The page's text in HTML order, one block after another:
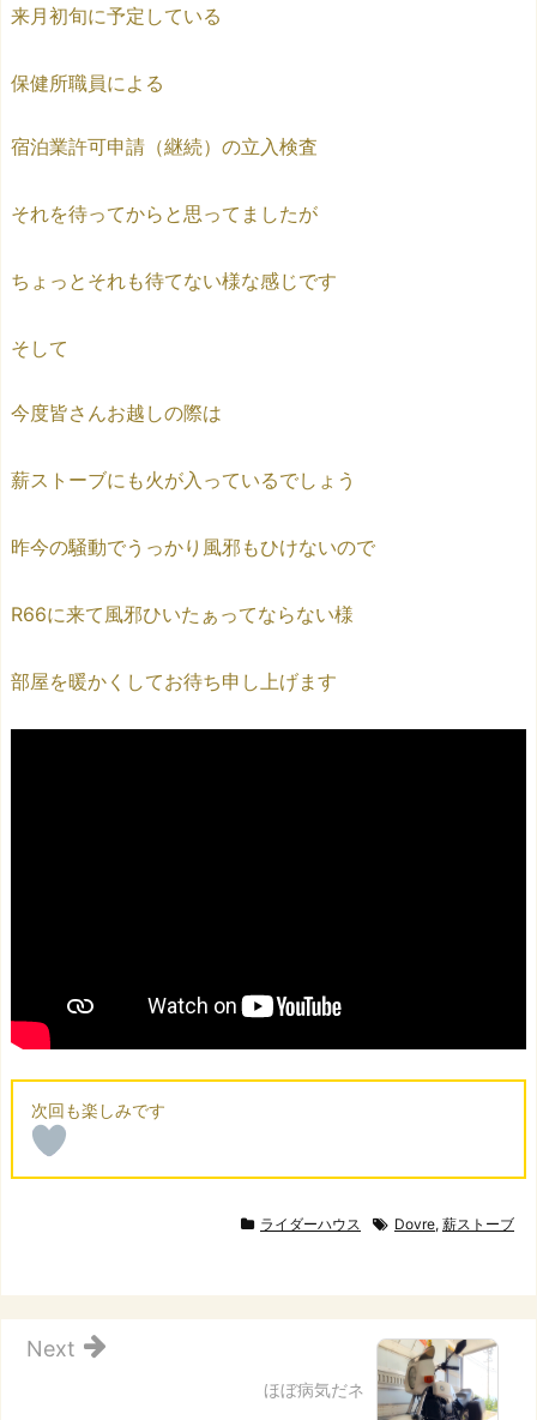
来月初旬に予定している
保健所職員による
宿泊業許可申請（継続）の立入検査
それを待ってからと思ってましたが
ちょっとそれも待てない様な感じです
そして
今度皆さんお越しの際は
薪ストーブにも火が入っているでしょう
昨今の騒動でうっかり風邪もひけないので
R66に来て風邪ひいたぁってならない様
部屋を暖かくしてお待ち申し上げます
ライダーハウス Dovre, 薪ストーブ
ほぼ病気だネ
Next